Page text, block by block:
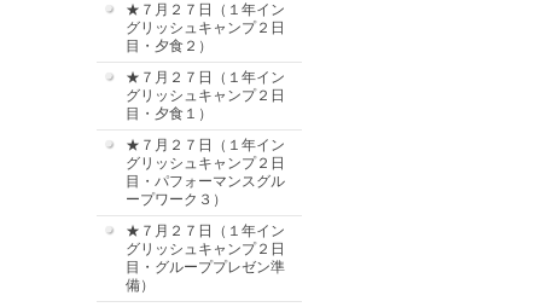
★７月２７日（１年イン
グリッシュキャンプ２日
目・夕食２）
★７月２７日（１年イン
グリッシュキャンプ２日
目・夕食１）
★７月２７日（１年イン
グリッシュキャンプ２日
目・パフォーマンスグル
ープワーク３）
★７月２７日（１年イン
グリッシュキャンプ２日
目・グループプレゼン準
備）